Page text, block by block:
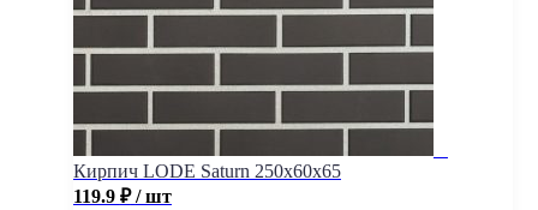
Кирпич LODE Saturn 250x60x65
119.9 ₽ / шт